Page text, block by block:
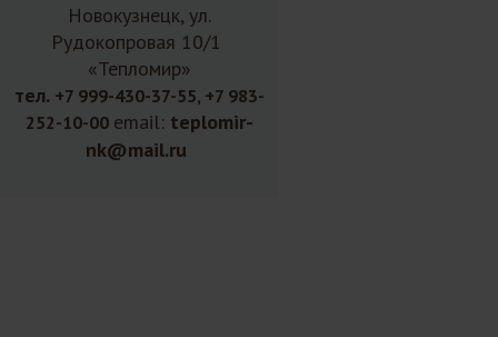
Новокузнецк, ул.
Рудокопровая 10/1
«Тепломир»
тел. +7 999-430-37-55, +7 983-
252-10-00 email: teplomir-
nk@mail.ru